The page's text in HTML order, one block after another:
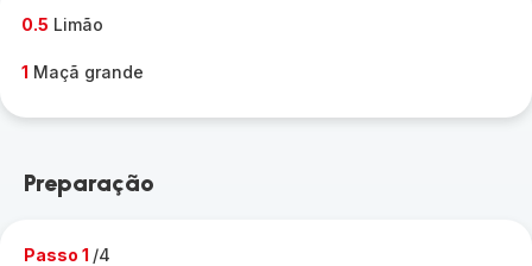
0.5 Limão
1 Maçã grande
Preparação
Passo 1 /4